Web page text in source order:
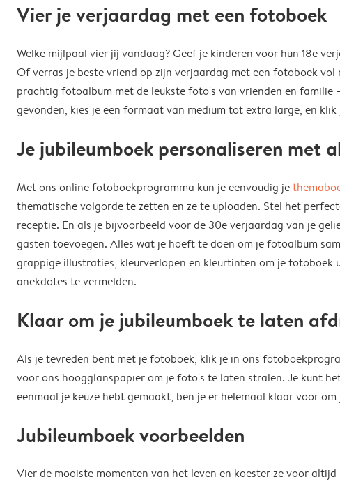
Vier je verjaardag met een fotoboek
Welke mijlpaal vier jij vandaag? Geef je kinderen voor hun 18e
Of verras je beste vriend op zijn verjaardag met een fotoboek
prachtig fotoalbum met de leukste foto's van vrienden en
gevonden, kies je een formaat van medium tot extra large, en
Je jubileumboek personaliseren met
Met ons online fotoboekprogramma kun je eenvoudig je
thematische volgorde te zetten en ze te uploaden. Stel het
receptie. En als je bijvoorbeeld voor de 30e verjaardag van je
gasten toevoegen. Alles wat je hoeft te doen om je fotoalbum
grappige illustraties, kleurverlopen en kleurtinten om je
anekdotes te vermelden.
Klaar om je jubileumboek te laten
Als je tevreden bent met je fotoboek, klik je in ons
voor ons hoogglanspapier om je foto's te laten stralen. Je kunt
eenmaal je keuze hebt gemaakt, ben je er helemaal klaar voor
Jubileumboek voorbeelden
Vier de mooiste momenten van het leven en koester ze voor